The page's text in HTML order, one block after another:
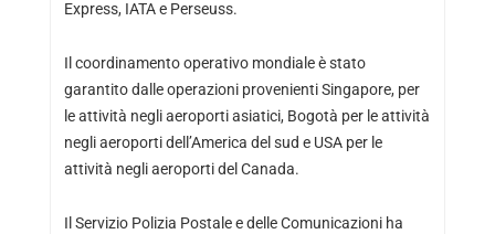
Express, IATA e Perseuss.
Il coordinamento operativo mondiale è stato
garantito dalle operazioni provenienti Singapore, per
le attività negli aeroporti asiatici, Bogotà per le attività
negli aeroporti dell’America del sud e USA per le
attività negli aeroporti del Canada.
Il Servizio Polizia Postale e delle Comunicazioni ha